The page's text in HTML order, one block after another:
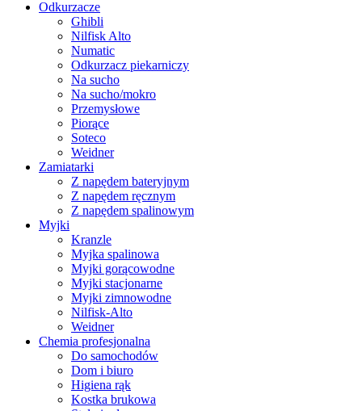
Odkurzacze
Ghibli
Nilfisk Alto
Numatic
Odkurzacz piekarniczy
Na sucho
Na sucho/mokro
Przemysłowe
Piorące
Soteco
Weidner
Zamiatarki
Z napędem bateryjnym
Z napędem ręcznym
Z napędem spalinowym
Myjki
Kranzle
Myjka spalinowa
Myjki gorącowodne
Myjki stacjonarne
Myjki zimnowodne
Nilfisk-Alto
Weidner
Chemia profesjonalna
Do samochodów
Dom i biuro
Higiena rąk
Kostka brukowa